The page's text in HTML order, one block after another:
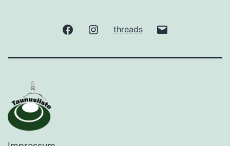
facebookInstagram
threads